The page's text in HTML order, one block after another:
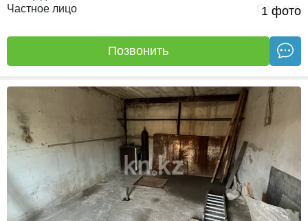
1 фото
Частное лицо
Сегодня
Позвонить